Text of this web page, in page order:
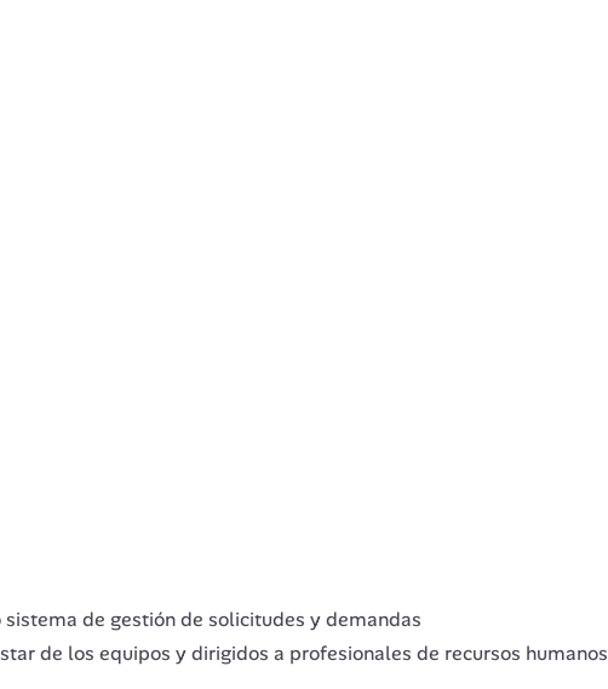
de gestión de solicitudes y demandas
de los equipos y dirigidos a profesionales de recursos